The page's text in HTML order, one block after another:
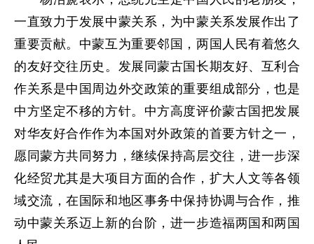
一直致力于发展中蒙关系，为中蒙关系发展作出了
重要贡献。中蒙互为重要邻国，两国人民有着悠久
的友好交往历史。发展同蒙古国长期友好、互利合
作关系是中国周边外交政策的重要组成部分，也是
中方坚定不移的方针。中方高度评价蒙古国把发展
对华友好合作作为本国对外政策的首要方针之一，
愿同蒙方共同努力，继续保持高层交往，进一步深
化经贸尤其是大项目方面的合作，扩大人文等各领
域交流，在国际和地区事务中保持协调与合作，推
动中蒙关系迈上新的台阶，进一步造福两国和两国